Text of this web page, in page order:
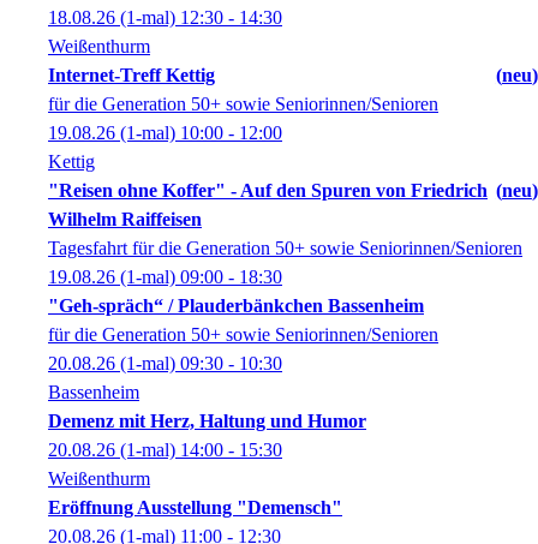
18.08.26 (1-mal) 12:30 - 14:30
Weißenthurm
Internet-Treff Kettig
neu
für die Generation 50+ sowie Seniorinnen/Senioren
19.08.26 (1-mal) 10:00 - 12:00
Kettig
"Reisen ohne Koffer" - Auf den Spuren von Friedrich
Wilhelm Raiffeisen
neu
Tagesfahrt für die Generation 50+ sowie Seniorinnen/Senioren
19.08.26 (1-mal) 09:00 - 18:30
"Geh-spräch“ / Plauderbänkchen Bassenheim
für die Generation 50+ sowie Seniorinnen/Senioren
20.08.26 (1-mal) 09:30 - 10:30
Bassenheim
Demenz mit Herz, Haltung und Humor
20.08.26 (1-mal) 14:00 - 15:30
Weißenthurm
Eröffnung Ausstellung "Demensch"
20.08.26 (1-mal) 11:00 - 12:30